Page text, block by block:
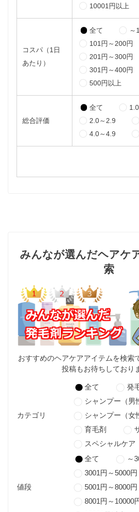
10001円以上
コスパ（1日
あたり）
全て
～
101円～200円
201円～300円
301円～400円
500円以上
総合評価
全て
2.0～2.9
4.0～4.9
みんなが選んだヘアケ
索
おすすめのヘアケアアイテムを検索
投稿もお待ちしており
カテゴリ
全て
発
シャンプー（男
シャンプー（女
育毛剤
スペシャルケア
値段
全て
～
3001円～5000円
5001円～8000円
8001円～10000